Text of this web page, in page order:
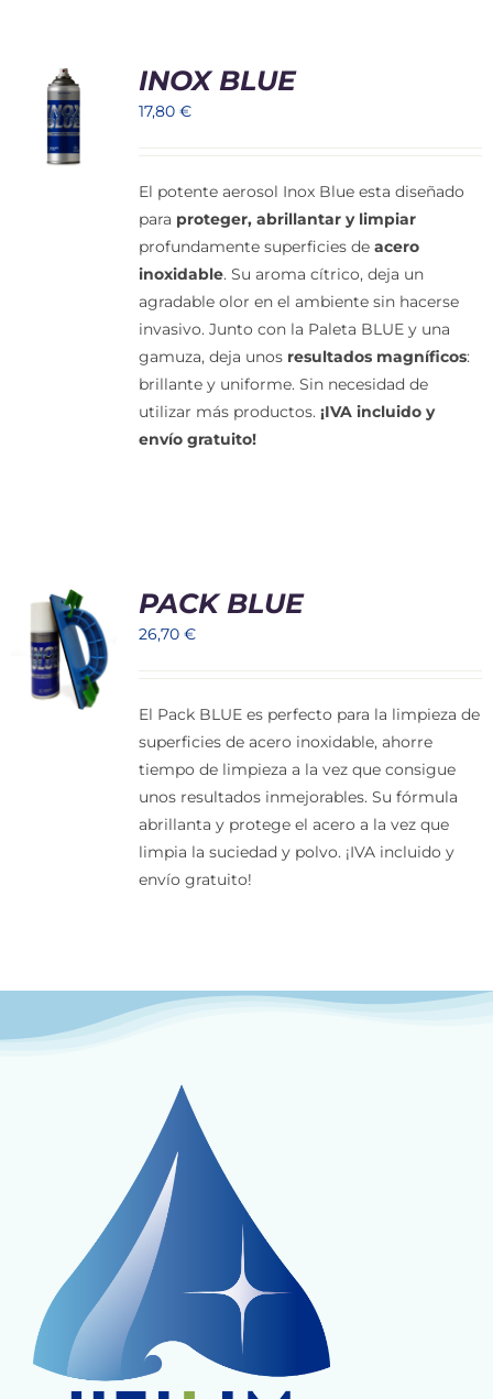
Mi Cuenta INOX BLUE
17,80 €
El potente aerosol Inox Blue esta diseñado
para proteger, abrillantar y limpiar
profundamente superficies de acero
inoxidable. Su aroma cítrico, deja un
agradable olor en el ambiente sin hacerse
invasivo. Junto con la Paleta BLUE y una
gamuza, deja unos resultados magníficos:
brillante y uniforme. Sin necesidad de
utilizar más productos. ¡IVA incluido y
envío gratuito!
PACK BLUE
26,70 €
El Pack BLUE es perfecto para la limpieza de
superficies de acero inoxidable, ahorre
tiempo de limpieza a la vez que consigue
unos resultados inmejorables. Su fórmula
abrillanta y protege el acero a la vez que
limpia la suciedad y polvo. ¡IVA incluido y
envío gratuito!